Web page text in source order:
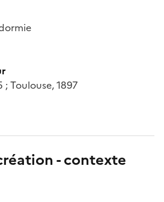
; Toulouse, 1897
- contexte